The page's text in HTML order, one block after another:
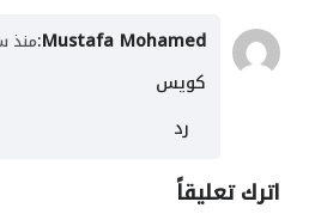
Mustafa Mohamed
:منذ
كويس
رد
اترك تعليقاً